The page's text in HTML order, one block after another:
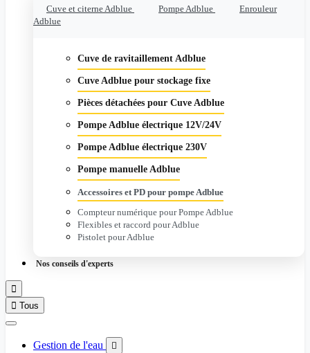
Cuve et citerne Adblue Pompe Adblue
Enrouleur
Adblue
Cuve de ravitaillement Adblue
Cuve Adblue pour stockage fixe
Pièces détachées pour Cuve Adblue
Pompe Adblue électrique 12V/24V
Pompe Adblue électrique 230V
Pompe manuelle Adblue
Accessoires et PD pour pompe Adblue
Compteur numérique pour Pompe Adblue
Flexibles et raccord pour Adblue
Pistolet pour Adblue
Nos conseils d'experts

 Tous
Gestion de l'eau 